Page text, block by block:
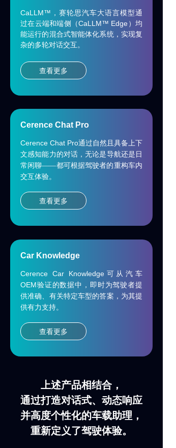
新闻动态
微信文章
媒体报道
投资者
关于赛轮思AI
关于我们
招聘
经销商合作伙伴
CaLLM™ ，赛轮思汽车大语言模型通
过在云端和端侧（CaLLM™ Edge ）均
能运行的混合式智能体化系统，实现复
杂的多轮对话交互。
查看更多
Cerence Chat Pro
Cerence Chat Pro通过自然且具备上下
文感知能力的对话，无论是导航还是日
常闲聊——都可根据驾驶者的重构车内
交互体验。
查看更多
Car Knowledge
Cerence Car Knowledge 可从汽车
OEM验证的数据中，即时为驾驶者提
供准确、有关特定车型的答案，为其提
供有力支持。
查看更多
上述产品相结合，
通过打造对话式、动态响应
并高度个性化的车载助理，
重新定义了驾驶体验。